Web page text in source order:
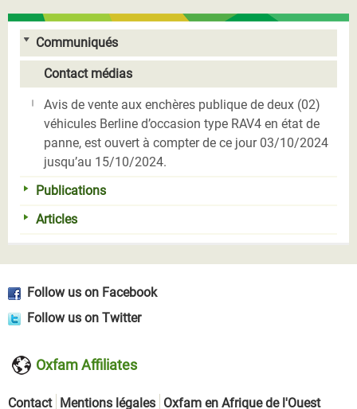
Communiqués
Contact médias
Avis de vente aux enchères publique de deux (02)
véhicules Berline d’occasion type RAV4 en état de
panne, est ouvert à compter de ce jour 03/10/2024
jusqu’au 15/10/2024.
Publications
Articles
Follow us on Facebook
Follow us on Twitter
Oxfam Affiliates
Contact Mentions légales Oxfam en Afrique de l'Ouest